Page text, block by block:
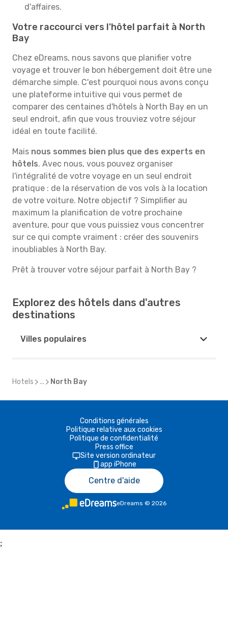
d'affaires.
Votre raccourci vers l'hôtel parfait à North
Bay
Chez eDreams, nous savons que planifier votre
voyage et trouver le bon hébergement doit être une
démarche simple. C'est pourquoi nous avons conçu
une plateforme intuitive qui vous permet de
comparer des centaines d'hôtels à North Bay en un
seul endroit, afin que vous trouviez votre séjour
idéal en toute facilité.
Mais nous sommes bien plus que des experts en
hôtels. Avec nous, vous pouvez organiser
l'intégralité de votre voyage en un seul endroit
pratique : de la réservation de vos vols à la location
de votre voiture. Notre objectif ? Simplifier au
maximum la planification de votre prochaine
aventure, pour que vous puissiez vous concentrer
sur ce qui compte vraiment : créer des souvenirs
inoubliables à North Bay.
Prêt à trouver votre séjour parfait à North Bay ?
Explorez des hôtels dans d'autres
destinations
Villes populaires
Hotels ... North Bay
Conditions générales
Politique relative aux cookies
Politique de confidentialité
Press office
Site version ordinateur
app iPhone
Centre d'aide
eDreams © 2026
;